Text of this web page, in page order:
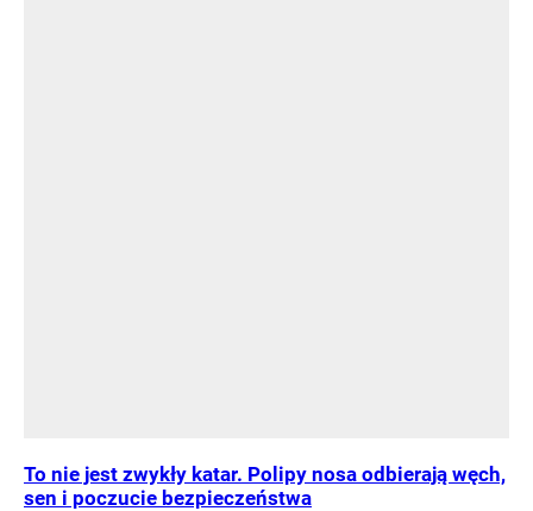
To nie jest zwykły katar. Polipy nosa odbierają węch,
sen i poczucie bezpieczeństwa